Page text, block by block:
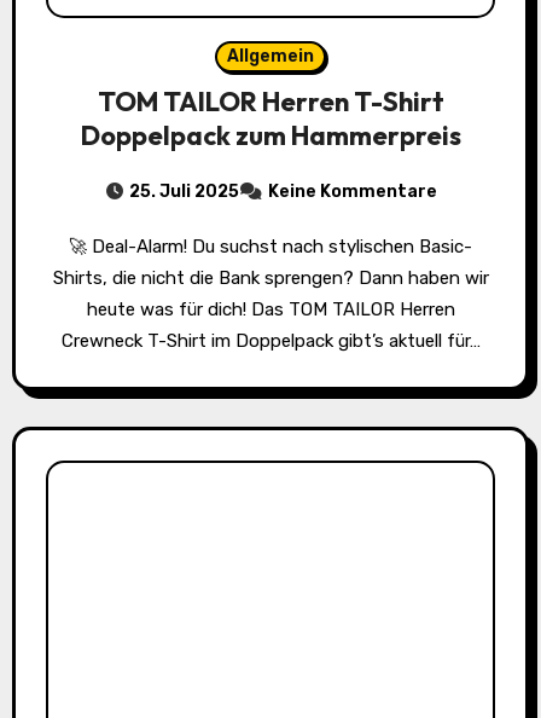
Allgemein
TOM TAILOR Herren T-Shirt
Doppelpack zum Hammerpreis
25. Juli 2025 Keine Kommentare
🚀 Deal-Alarm! Du suchst nach stylischen Basic-
Shirts, die nicht die Bank sprengen? Dann haben wir
heute was für dich! Das TOM TAILOR Herren
Crewneck T-Shirt im Doppelpack gibt’s aktuell für…